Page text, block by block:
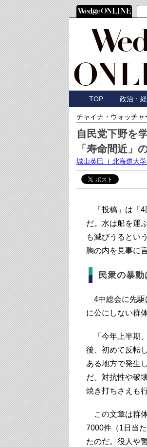
TOP 政治・
チャイナ・ウォッチャ
自民党下野を
「寿命間近」
城山英巳 （ 北海道大
「投稿」は「4
だ。水は船を運
も滅びうるとい
胸の内を見事に
民衆の暴
4中総会に先駆
に公にしない群
「今年上半期
後、初めて反転
ある地方で発生
だ。対抗性や破
焼き打ちさえも
この文章は群
7000件（1日当
たのだ。役人や